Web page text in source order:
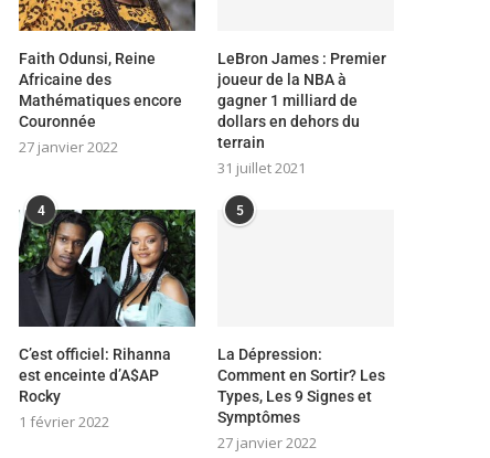
Faith Odunsi, Reine
Africaine des
Mathématiques encore
Couronnée
27 janvier 2022
LeBron James : Premier
joueur de la NBA à
gagner 1 milliard de
dollars en dehors du
terrain
31 juillet 2021
4
C’est officiel: Rihanna
est enceinte d’A$AP
Rocky
1 février 2022
5
La Dépression:
Comment en Sortir? Les
Types, Les 9 Signes et
Symptômes
27 janvier 2022